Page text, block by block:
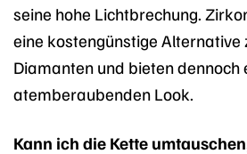
seine hohe Lichtbrechung.
eine kostengünstige Alternative
Diamanten und bieten dennoch
atemberaubenden Look.
Kann ich die Kette